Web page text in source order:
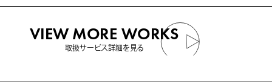
VIEW MORE WORKS
取扱サービス詳細を見る